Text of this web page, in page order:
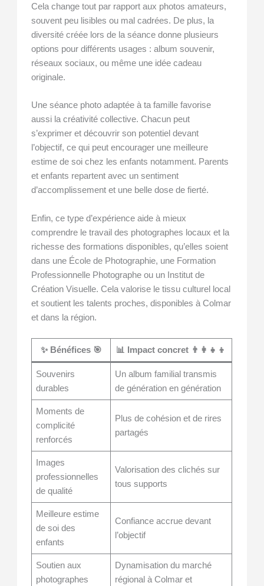
Cela change tout par rapport aux photos amateurs,
souvent peu lisibles ou mal cadrées. De plus, la
diversité créée lors de la séance donne plusieurs
options pour différents usages : album souvenir,
réseaux sociaux, ou même une idée cadeau
originale.
Une séance photo adaptée à ta famille favorise
aussi la créativité collective. Chacun peut
s’exprimer et découvrir son potentiel devant
l’objectif, ce qui peut encourager une meilleure
estime de soi chez les enfants notamment. Parents
et enfants repartent avec un sentiment
d’accomplissement et une belle dose de fierté.
Enfin, ce type d’expérience aide à mieux
comprendre le travail des photographes locaux et la
richesse des formations disponibles, qu’elles soient
dans une École de Photographie, une Formation
Professionnelle Photographe ou un Institut de
Création Visuelle. Cela valorise le tissu culturel local
et soutient les talents proches, disponibles à Colmar
et dans la région.
✨ Bénéfices 🎯 📊 Impact concret 👨‍👩‍👧‍👦
Souvenirs
durables
Un album familial transmis
de génération en génération
Moments de
complicité
renforcés
Plus de cohésion et de rires
partagés
Images
professionnelles
de qualité
Valorisation des clichés sur
tous supports
Meilleure estime
de soi des
enfants
Confiance accrue devant
l’objectif
Soutien aux
photographes
Dynamisation du marché
régional à Colmar et